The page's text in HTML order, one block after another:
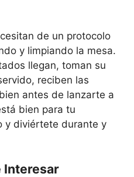
de un protocolo
y limpiando la mesa.
llegan, toman su
reciben las
antes de lanzarte a
bien para tu
y diviértete durante y
Interesar